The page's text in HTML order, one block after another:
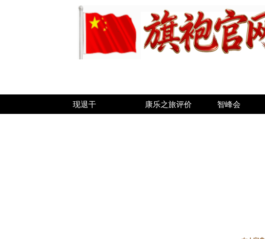
现退干 康乐之旅评价 智峰会